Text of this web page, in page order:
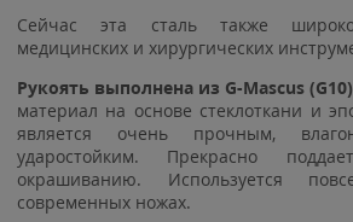
Сейчас эта сталь также
медицинских и хирургических
Рукоять выполнена из G-Mascus
материал на основе стеклоткани и
является очень прочным,
ударостойким. Прекрасно
окрашиванию. Используется
современных ножах.